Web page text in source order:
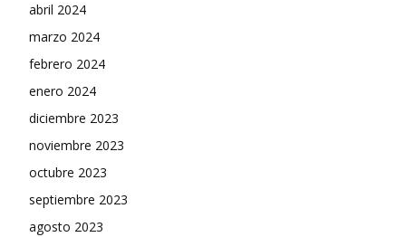
abril 2024
marzo 2024
febrero 2024
enero 2024
diciembre 2023
noviembre 2023
octubre 2023
septiembre 2023
agosto 2023